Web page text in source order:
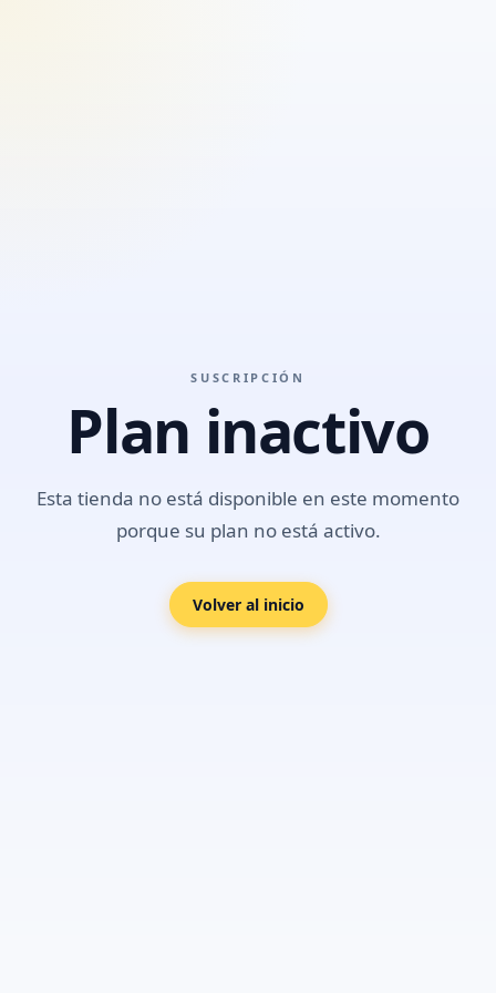
SUSCRIPCIÓN
Plan inactivo
Esta tienda no está disponible en este momento
porque su plan no está activo.
Volver al inicio